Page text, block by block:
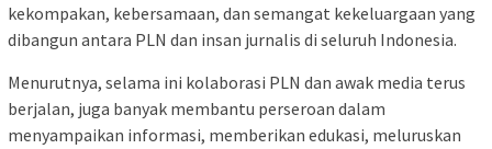
kekompakan, kebersamaan, dan semangat kekeluargaan yang
dibangun antara PLN dan insan jurnalis di seluruh Indonesia.
Menurutnya, selama ini kolaborasi PLN dan awak media terus
berjalan, juga banyak membantu perseroan dalam
menyampaikan informasi, memberikan edukasi, meluruskan